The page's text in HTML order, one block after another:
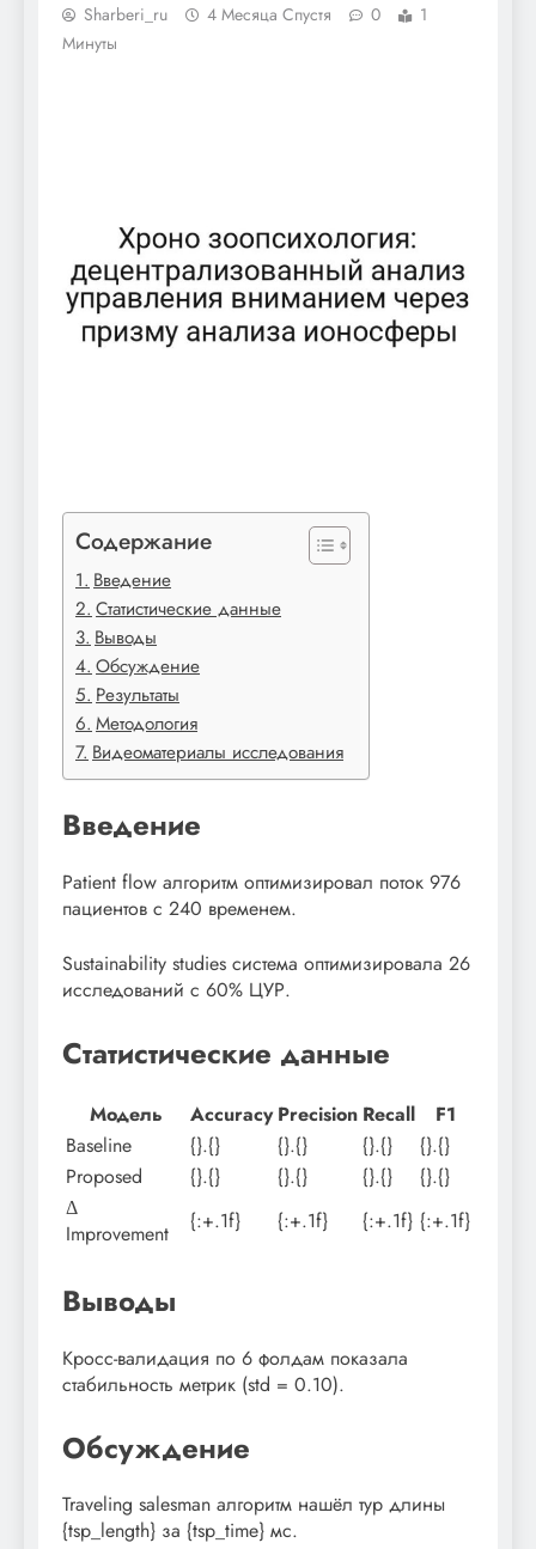
Sharberi_ru 4 Месяца Спустя 0
1
Минуты
Содержание
Введение
Статистические данные
Выводы
Обсуждение
Результаты
Методология
Видеоматериалы исследования
Введение
Patient flow алгоритм оптимизировал поток 976
пациентов с 240 временем.
Sustainability studies система оптимизировала 26
исследований с 60% ЦУР.
Статистические данные
Модель Accuracy Precision Recall
F1
Baseline
{}.{} {}.{} {}.{}
{}.{}
Proposed
{}.{} {}.{} {}.{}
{}.{}
Δ
Improvement
{:+.1f} {:+.1f} {:+.1f} {:+.1f}
Выводы
Кросс-валидация по 6 фолдам показала
стабильность метрик (std = 0.10).
Обсуждение
Traveling salesman алгоритм нашёл тур длины
{tsp_length} за {tsp_time} мс.